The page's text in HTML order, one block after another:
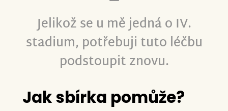
Jelikož se u mě jedná o IV.
stadium, potřebuji tuto léčbu
podstoupit znovu.
Jak sbírka pomůže?